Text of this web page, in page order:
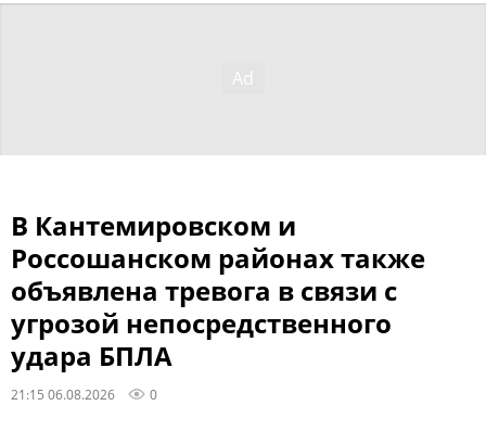
В Кантемировском и
Россошанском районах также
объявлена тревога в связи с
угрозой непосредственного
удара БПЛА
21:15 06.08.2026 0